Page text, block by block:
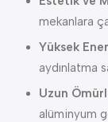
mekanlara
Yüksek
aydınlatma
Uzun
alüminyum